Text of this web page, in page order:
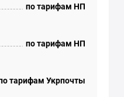
по тарифам НП
по тарифам НП
тарифам Укрпочты